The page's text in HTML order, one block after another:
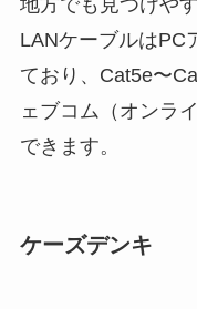
地方でも見つけや
LANケーブルはPC
ており、Cat5e〜
ェブコム（オンラ
できます。
ケーズデンキ